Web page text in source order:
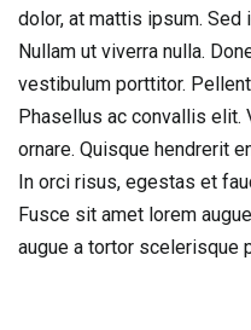
dolor, at mattis ipsum. Sed
Nullam ut viverra nulla.
vestibulum porttitor.
Phasellus ac convallis
ornare. Quisque hendrerit
In orci risus, egestas et
Fusce sit amet lorem
augue a tortor scelerisque